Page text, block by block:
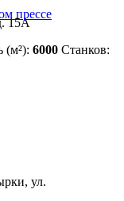
прессе
15А
(м²): 6000 Станков:
ул.